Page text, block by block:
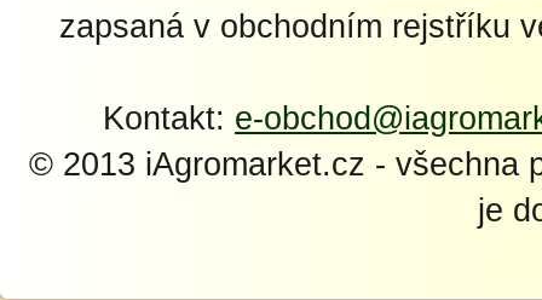
zapsaná v obchodním rejstříku
Kontakt: e-
© 2013 iAgromarket.cz - všechna
je